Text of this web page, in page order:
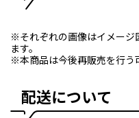
※それぞれの画像はイメージ
ます。
※本商品は今後再販売を行う
配送について